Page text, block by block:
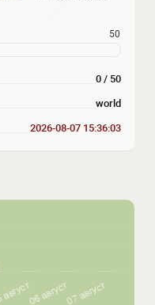
50
0 / 50
world
2026-08-07 15:36:03